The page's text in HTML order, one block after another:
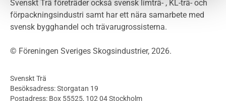
Byggsystem
Fasadsystem i skivmaterial
Bullerskärmar och andra utomhuskonstruktioner
Byggnation och utförande
Utförande
Svenskt Trä företräder också svensk limträ- , KL-trä- och
förpackningsindustri samt har ett nära samarbete med
svensk bygghandel och trävarugrossisterna.
© Föreningen Sveriges Skogsindustrier, 2026.
Svenskt Trä
Besöksadress: Storgatan 19
Postadress: Box 55525, 102 04 Stockholm